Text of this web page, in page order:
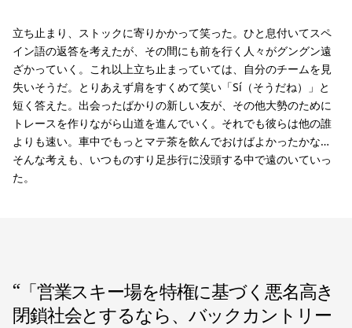
立ち止まり、ストックに寄りかかって笑った。ひと息付いてスペ
イン語の返答を考えたが、その間にも前を行く人々がグングン遠
ざかっていく。これ以上立ち止まっていては、自分のチームを見
失いそうだ。とりあえず肩をすくめて笑い「Sí（そうだね）」と
短く答えた。出会ったばかりの新しい友が、その他大勢のために
トレースを作りながら山道を進んでいく。それでも彼らは他の誰
よりも速い。車中でもっとマテ茶を飲んでおけばよかったかな…
そんな考えも、いつものすり足歩行に没頭する中で遠のいていっ
た。
“「営業スキー場を特権に基づく悪名高き
閉鎖社会とするなら、バックカントリー